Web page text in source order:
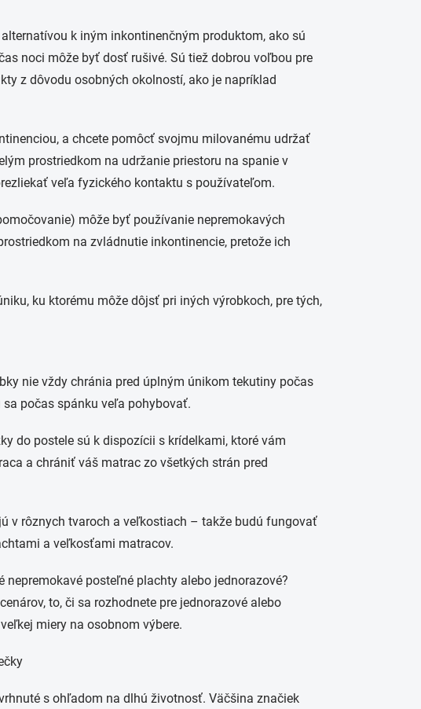
k iným inkontinenčným produktom, ako sú
noci môže byť dosť rušivé. Sú tiež dobrou voľbou pre
z dôvodu osobných okolností, ako je napríklad
a chcete pomôcť svojmu milovanému udržať
prostriedkom na udržanie priestoru na spanie v
veľa fyzického kontaktu s používateľom.
môže byť používanie nepremokavých
na zvládnutie inkontinencie, pretože ich
ku ktorému môže dôjsť pri iných výrobkoch, pre tých,
nie vždy chránia pred úplným únikom tekutiny počas
počas spánku veľa pohybovať.
do postele sú k dispozícii s krídelkami, ktoré vám
a chrániť váš matrac zo všetkých strán pred
v rôznych tvaroch a veľkostiach – takže budú fungovať
a veľkosťami matracov.
posteľné plachty alebo jednorazové?
to, či sa rozhodnete pre jednorazové alebo
miery na osobnom výbere.
s ohľadom na dlhú životnosť. Väčšina značiek